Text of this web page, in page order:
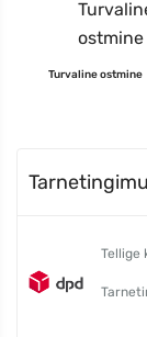
Turvaline ostmine
Tellige